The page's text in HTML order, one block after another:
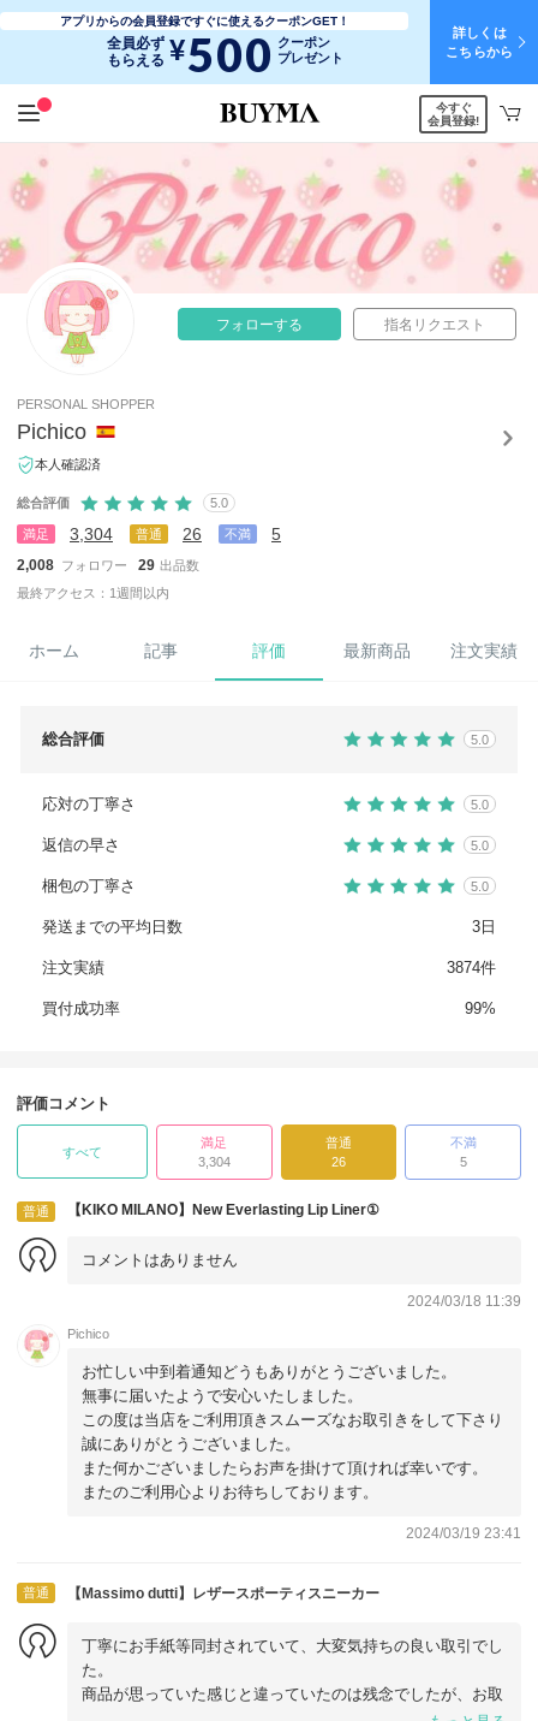
アプリからの会員登録ですぐに使えるクーポンGET！
全員必ず
もらえる ¥500 クーポン
プレゼント
詳しくは
こちらから
今すぐ
会員登録!
フォローする 指名リクエスト
PERSONAL SHOPPER
Pichico
本人確認済
総合評価 5.0
満足 3,304 普通 26 不満 5
2,008 フォロワー 29 出品数
最終アクセス：1週間以内
ホーム 記事 評価 最新商品 注文実績
総合評価 5.0
応対の丁寧さ 5.0
返信の早さ 5.0
梱包の丁寧さ 5.0
発送までの平均日数 3日
注文実績 3874件
買付成功率 99%
評価コメント
すべて
満足
3,304
普通
26
不満
5
普通 【KIKO MILANO】New Everlasting Lip Liner①
コメントはありません
2024/03/18 11:39
Pichico
お忙しい中到着通知どうもありがとうございました。
無事に届いたようで安心いたしました。
この度は当店をご利用頂きスムーズなお取引きをして下さり
誠にありがとうございました。
また何かございましたらお声を掛けて頂ければ幸いです。
またのご利用心よりお待ちしております。
2024/03/19 23:41
普通 【Massimo dutti】レザースポーティスニーカー
丁寧にお手紙等同封されていて、大変気持ちの良い取引でし
た。
商品が思っていた感じと違っていたのは残念でしたが、お取